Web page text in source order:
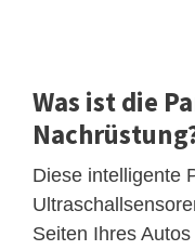
Was ist die
Diese intelligente
Seiten Ihres